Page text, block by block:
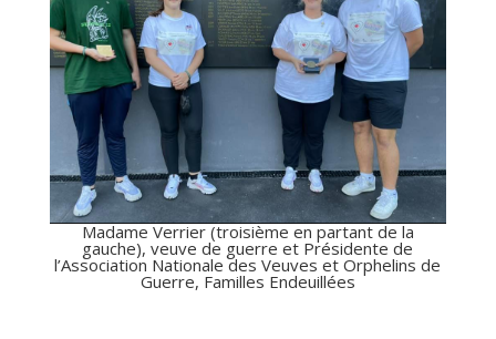
Madame Verrier (troisième en partant de la
gauche), veuve de guerre et Présidente de
l’Association Nationale des Veuves et Orphelins de
Guerre, Familles Endeuillées